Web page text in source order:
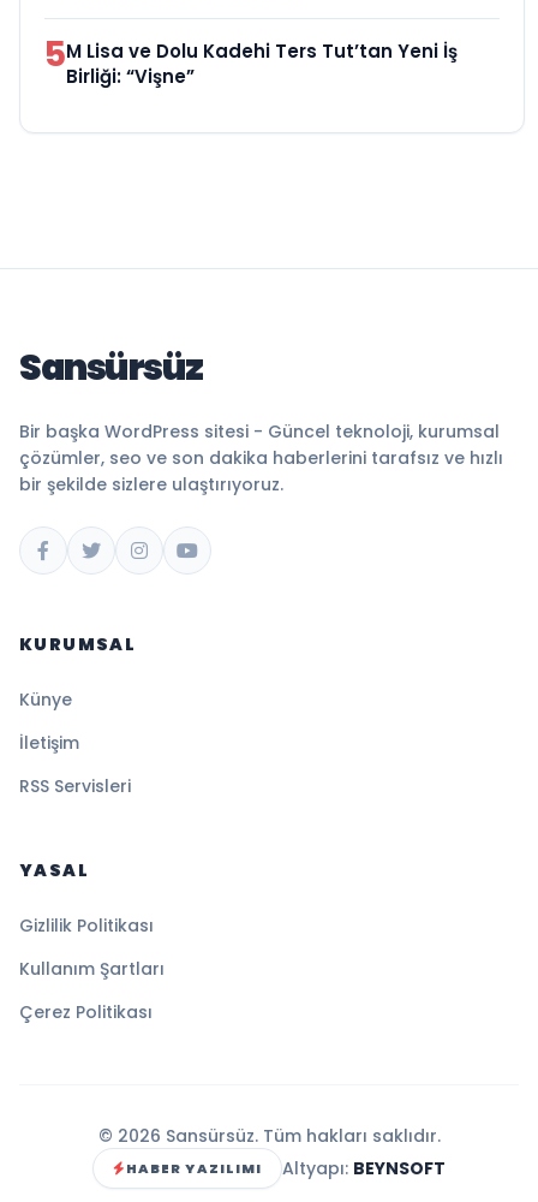
5M Lisa ve Dolu Kadehi Ters Tut’tan Yeni İş
Birliği: “Vişne”
Sansürsüz
Bir başka WordPress sitesi - Güncel teknoloji, kurumsal
çözümler, seo ve son dakika haberlerini tarafsız ve hızlı
bir şekilde sizlere ulaştırıyoruz.
KURUMSAL
Künye
İletişim
RSS Servisleri
YASAL
Gizlilik Politikası
Kullanım Şartları
Çerez Politikası
© 2026 Sansürsüz. Tüm hakları saklıdır.
HABER YAZILIMI Altyapı: BEYNSOFT